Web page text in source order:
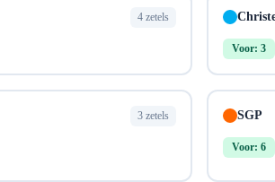
4 zetels
Voor: 3
3 zetels SGP
Voor: 6